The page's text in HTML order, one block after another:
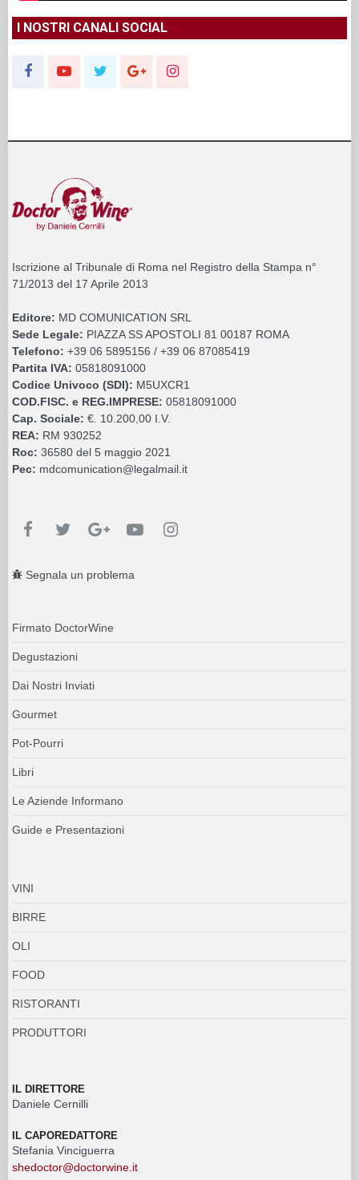
I NOSTRI CANALI SOCIAL
Iscrizione al Tribunale di Roma nel Registro della Stampa n°
71/2013 del 17 Aprile 2013
Editore: MD COMUNICATION SRL
Sede Legale: PIAZZA SS APOSTOLI 81 00187 ROMA
Telefono: +39 06 5895156 / +39 06 87085419
Partita IVA: 05818091000
Codice Univoco (SDI): M5UXCR1
COD.FISC. e REG.IMPRESE: 05818091000
Cap. Sociale: €. 10.200,00 I.V.
REA: RM 930252
Roc: 36580 del 5 maggio 2021
Pec: mdcomunication@legalmail.it
Segnala un problema
Firmato DoctorWine
Degustazioni
Dai Nostri Inviati
Gourmet
Pot-Pourri
Libri
Le Aziende Informano
Guide e Presentazioni
VINI
BIRRE
OLI
FOOD
RISTORANTI
PRODUTTORI
IL DIRETTORE
Daniele Cernilli
IL CAPOREDATTORE
Stefania Vinciguerra
shedoctor@doctorwine.it